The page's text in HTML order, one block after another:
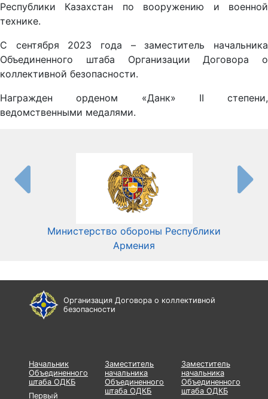
Республики Казахстан по вооружению и военной
технике.
С сентября 2023 года – заместитель начальника
Объединенного штаба Организации Договора о
коллективной безопасности.
Награжден орденом «Данк» II степени,
ведомственными медалями.
Министерство обороны Республики
Армения
Организация Договора о коллективной
безопасности
Начальник
Объединенного
штаба ОДКБ
Первый
Заместитель
начальника
Объединенного
штаба ОДКБ
Заместитель
начальника
Объединенного
штаба ОДКБ